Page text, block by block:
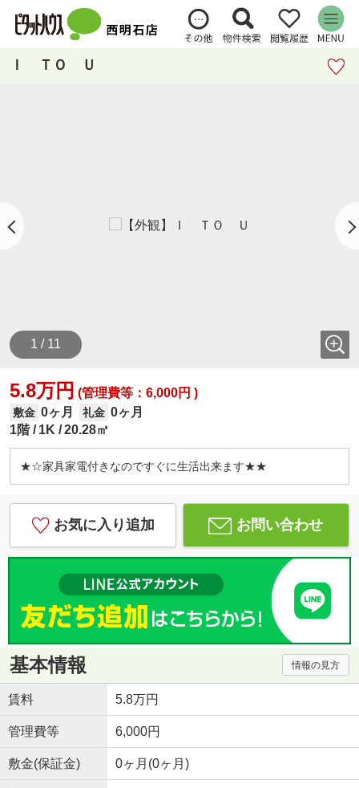
Ｉ ＴＯ Ｕ
1 / 11
5.8万円 (管理費等：6,000円 )
敷金 0ヶ月 礼金 0ヶ月
1階
1K 20.28㎡
★☆家具家電付きなのですぐに生活出来ます★★
お気に入り追加 お問い合わせ
基本情報 情報の見方
賃料 5.8万円
管理費等 6,000円
敷金(保証金) 0ヶ月(0ヶ月)